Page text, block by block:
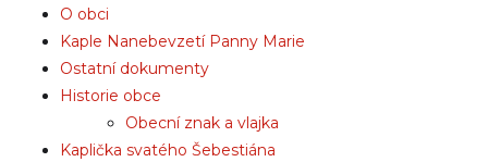
O obci
Kaple Nanebevzetí Panny Marie
Ostatní dokumenty
Historie obce
Obecní znak a vlajka
Kaplička svatého Šebestiána